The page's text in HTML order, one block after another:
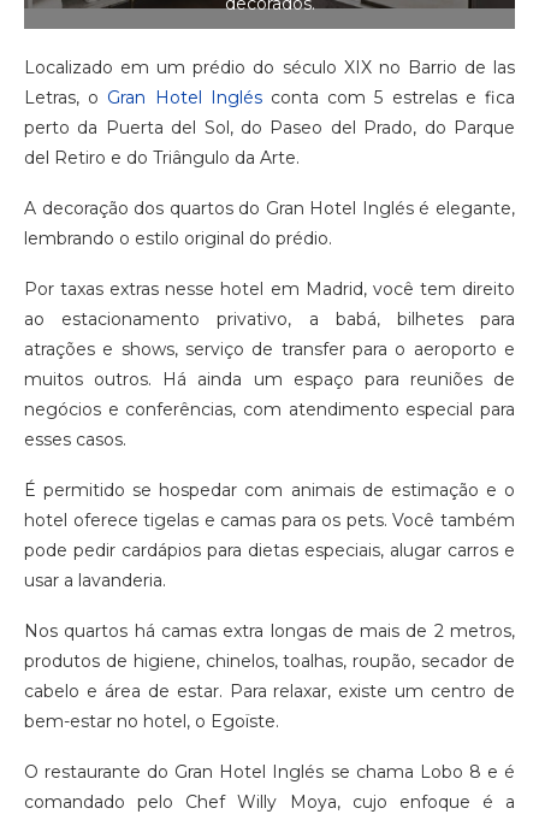
Localizado em um prédio do século XIX no Barrio de las
Letras, o Gran Hotel Inglésconta com 5 estrelas e fica
perto da Puerta del Sol, do Paseo del Prado, do Parque
del Retiro e do Triângulo da Arte.
A decoração dos quartos do Gran Hotel Inglés é elegante,
lembrando o estilo original do prédio.
Por taxas extras nesse hotel em Madrid, você tem direito
ao estacionamento privativo, a babá, bilhetes para
atrações e shows, serviço de transfer para o aeroporto e
muitos outros. Há ainda um espaço para reuniões de
negócios e conferências, com atendimento especial para
esses casos.
É permitido se hospedar com animais de estimação e o
hotel oferece tigelas e camas para os pets. Você também
pode pedir cardápios para dietas especiais, alugar carros e
usar a lavanderia.
Nos quartos há camas extra longas de mais de 2 metros,
produtos de higiene, chinelos, toalhas, roupão, secador de
cabelo e área de estar. Para relaxar, existe um centro de
bem-estar no hotel, o Egoïste.
O restaurante do Gran Hotel Inglés se chama Lobo 8 e é
comandado pelo Chef Willy Moya, cujo enfoque é a